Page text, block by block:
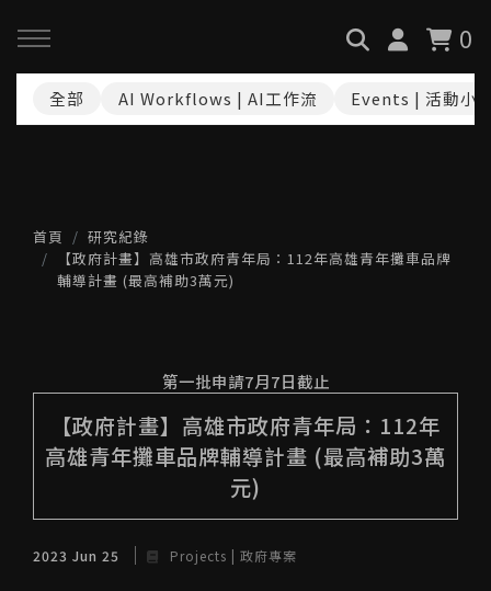
0
回主選單
最新消息
執行實績
回主選單
AiGC學院
課程 & 活動
回主選單
小型人力提升計畫申請
大型人力提升計畫申請
止)
創業顧問免費諮詢申請
全部 AI Workflows | AI工作流 Events | 活動小
首頁
研究紀錄
【政府計畫】高雄市政府青年局：112年高雄青年攤車品牌
輔導計畫 (最高補助3萬元)
第一批申請7月7日截止
【政府計畫】高雄市政府青年局：112年
高雄青年攤車品牌輔導計畫 (最高補助3萬
元)
2023 Jun 25 Projects | 政府專案